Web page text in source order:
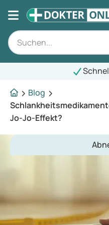
Blog
Jo-Jo-Effekt?